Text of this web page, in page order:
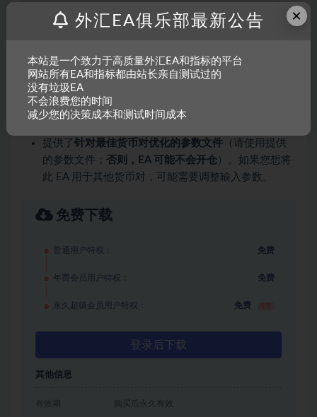
建议最低账户余额为100 美元。
EURGBP、XAUUSD上表现最佳（适用于任何货币
对）。
在M15 和 H1时间框架上表现最佳（适用于任何时间
框架）。
提供了 针对最佳货币对优化的参数文件 （请使用提供
的参数文件； 否则，EA 可能不会开仓 ）。如果您想将
此 EA 用于其他货币对，可能需要调整输入参数。
免费下载
普通用户特权： 免费
年费会员用户特权： 免费
永久超级会员用户特权： 免费
登录后下载
其他信息
有效期 购买后永久有效
×
外汇EA俱乐部最新公告
本站是一个致力于高质量外汇EA和指标的平台
网站所有EA和指标都由站长亲自测试过的
没有垃圾EA
不会浪费您的时间
减少您的决策成本和测试时间成本